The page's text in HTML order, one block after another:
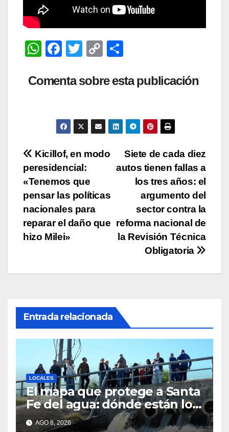
W
at
p
F
c
b
o
o
k
T
tt
C
p
Li
n
k
m
ar
tir
Comenta sobre esta publicación
Navegación
de
entradas
Siete de cada diez
autos tienen fallas a
los tres años: el
argumento del
sector contra la
reforma nacional de
la Revisión Técnica
Obligatoria
Kicillof, en modo
peresidencial:
«Tenemos que
pensar las políticas
nacionales para
reparar el daño que
hizo Milei»
Entrada relacionada
LOCALES
El mapa que protege a Santa
Fe del agua: dónde están los
54 puntos de bombeo
AGO 8, 2026